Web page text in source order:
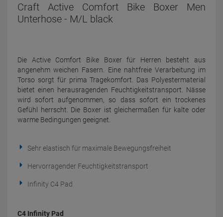
Craft Active Comfort Bike Boxer Men
Unterhose - M/L black
Die Active Comfort Bike Boxer für Herren besteht aus
angenehm weichen Fasern. Eine nahtfreie Verarbeitung im
Torso sorgt für prima Tragekomfort. Das Polyestermaterial
bietet einen herausragenden Feuchtigkeitstransport. Nässe
wird sofort aufgenommen, so dass sofort ein trockenes
Gefühl herrscht. Die Boxer ist gleichermaßen für kalte oder
warme Bedingungen geeignet.
Sehr elastisch für maximale Bewegungsfreiheit
Hervorragender Feuchtigkeitstransport
Infinity C4 Pad
C4 Infinity Pad